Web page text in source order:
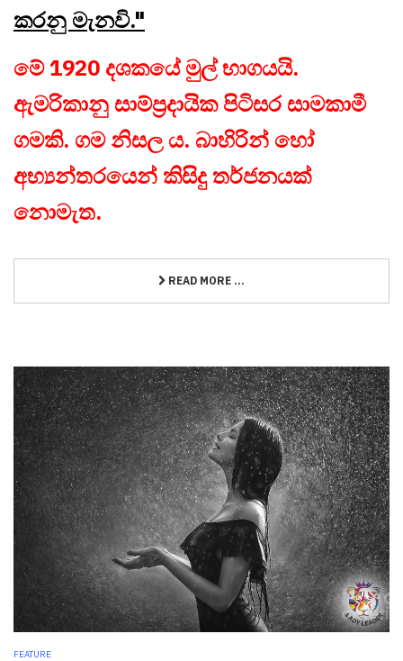
කරනු මැනවි."
මේ 1920 දශකයේ මුල් භාගයයි.
ඇමරිකානු සාම්ප්‍රදායික පිටිසර සාමකාමී
ගමකි. ගම නිසල ය. බාහිරින් හෝ
අභ්‍යන්තරයෙන් කිසිදු තර්ජනයක්
නොමැත.
READ MORE ...
FEATURE